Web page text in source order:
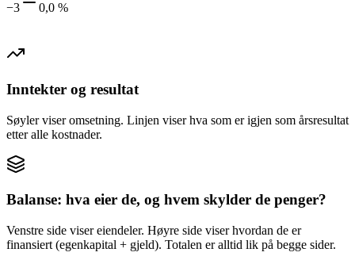
−3
0,0 %
Inntekter og resultat
Søyler viser omsetning. Linjen viser hva som er igjen som årsresultat
etter alle kostnader.
Balanse: hva eier de, og hvem skylder de penger?
Venstre side viser eiendeler. Høyre side viser hvordan de er
finansiert (egenkapital + gjeld). Totalen er alltid lik på begge sider.